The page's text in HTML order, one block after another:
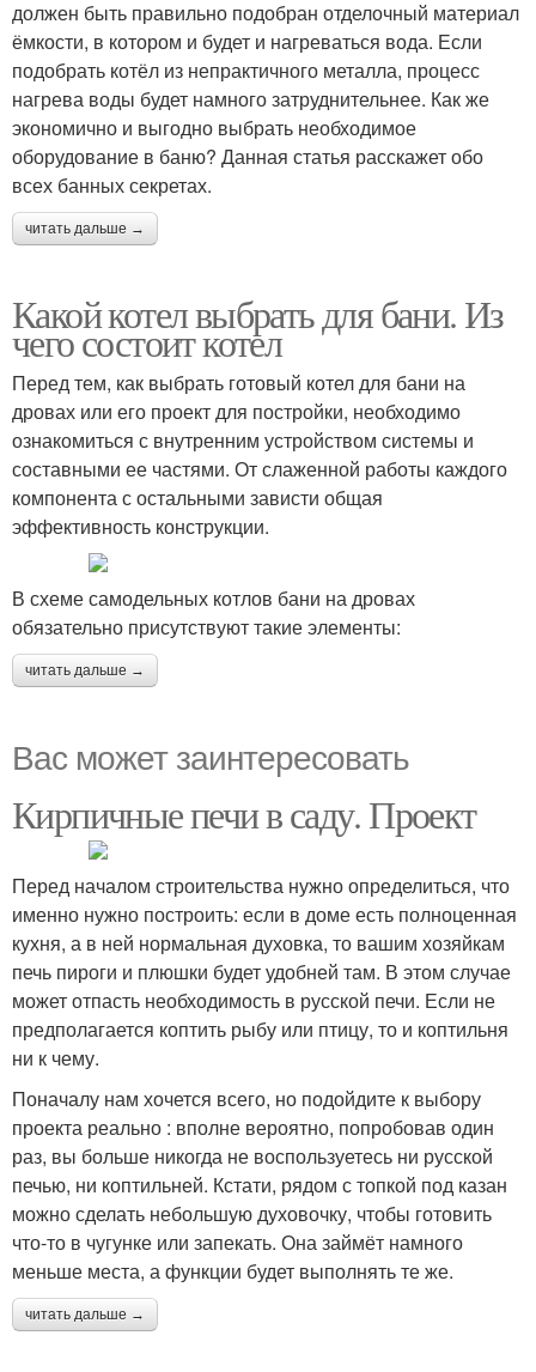
должен быть правильно подобран отделочный материал
ёмкости, в котором и будет и нагреваться вода. Если
подобрать котёл из непрактичного металла, процесс
нагрева воды будет намного затруднительнее. Как же
экономично и выгодно выбрать необходимое
оборудование в баню? Данная статья расскажет обо
всех банных секретах.
читать дальше →
Какой котел выбрать для бани. Из
чего состоит котел
Перед тем, как выбрать готовый котел для бани на
дровах или его проект для постройки, необходимо
ознакомиться с внутренним устройством системы и
составными ее частями. От слаженной работы каждого
компонента с остальными зависти общая
эффективность конструкции.
В схеме самодельных котлов бани на дровах
обязательно присутствуют такие элементы:
читать дальше →
Вас может заинтересовать
Кирпичные печи в саду. Проект
Перед началом строительства нужно определиться, что
именно нужно построить: если в доме есть полноценная
кухня, а в ней нормальная духовка, то вашим хозяйкам
печь пироги и плюшки будет удобней там. В этом случае
может отпасть необходимость в русской печи. Если не
предполагается коптить рыбу или птицу, то и коптильня
ни к чему.
Поначалу нам хочется всего, но подойдите к выбору
проекта реально : вполне вероятно, попробовав один
раз, вы больше никогда не воспользуетесь ни русской
печью, ни коптильней. Кстати, рядом с топкой под казан
можно сделать небольшую духовочку, чтобы готовить
что-то в чугунке или запекать. Она займёт намного
меньше места, а функции будет выполнять те же.
читать дальше →